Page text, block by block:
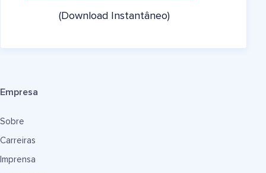
(Download Instantâneo)
Empresa
Sobre
Carreiras
Imprensa